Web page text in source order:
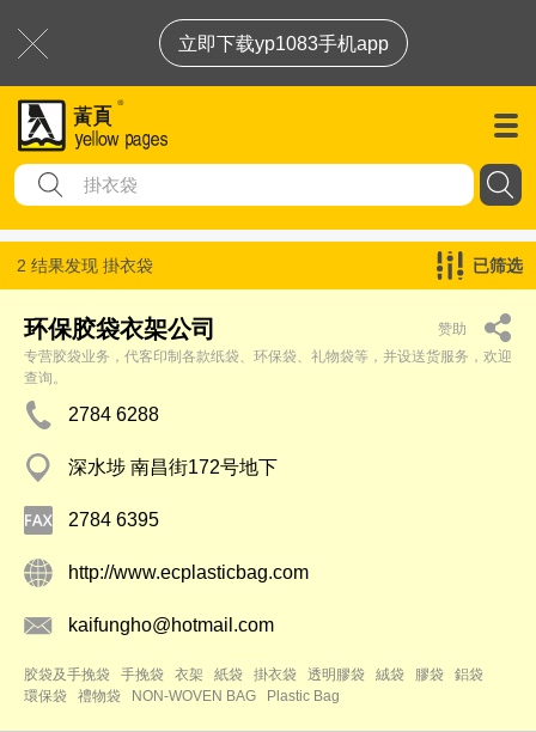
立即下载yp1083手机app
2 结果发现 掛衣袋 已筛选
环保胶袋衣架公司
赞助
专营胶袋业务，代客印制各款纸袋、环保袋、礼物袋等，并设送货服务，欢迎
查询。
2784 6288
深水埗 南昌街172号地下
2784 6395
http://www.ecplasticbag.com
kaifungho@hotmail.com
胶袋及手挽袋 手挽袋 衣架 紙袋 掛衣袋 透明膠袋 絨袋 膠袋
鋁袋
環保袋
禮物袋 NON-WOVEN BAG Plastic Bag